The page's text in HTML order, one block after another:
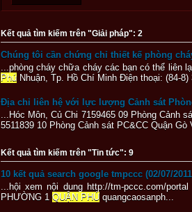
Kết quả tìm kiếm trên "Giải pháp": 2
Chúng tôi cần chứng chỉ thiết kế phòng
...phòng cháy chữa cháy các bạn có thể liên
Phú Nhuận, Tp. Hồ Chí Minh Điện thoại: (84-
Địa chỉ liên hệ với lực lượng Cảnh sát
...Hóc Môn, Củ Chi 7159465 09 Phòng
5511839 10 Phòng Cảnh sát PC&CC Quận
Kết quả tìm kiếm trên "Tin tức": 9
10 kết quả search google tmpccc (02/07/
...hội xem nội dung http://tm-pccc.com/
PHƯỜNG 1 QUẬN PHÚ quangcaosanph...